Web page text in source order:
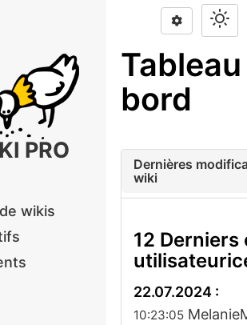
PRO
wikis
bord
Dernières
wiki
12
22.07.2024 :
10:23:05